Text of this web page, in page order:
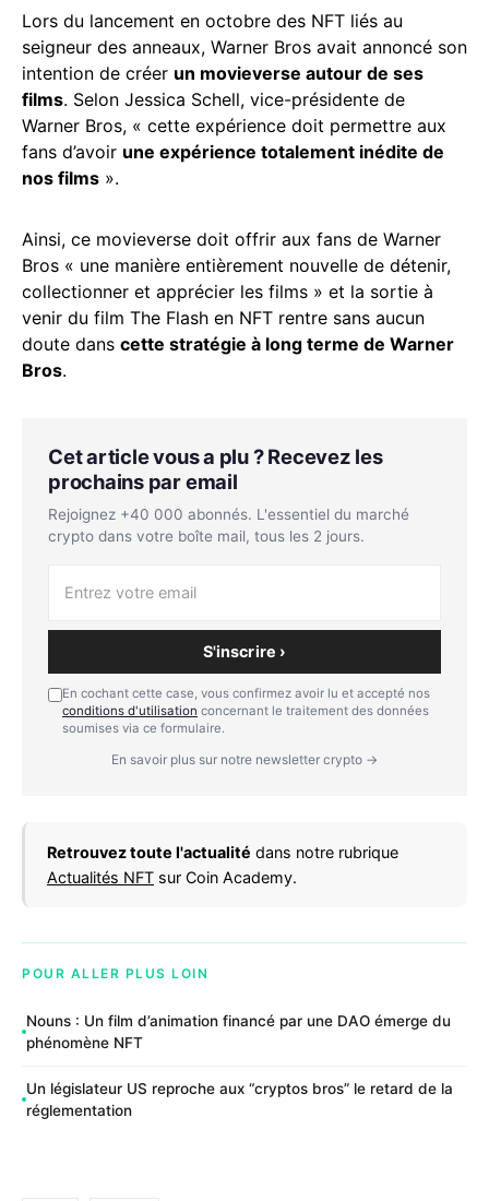
Lors du lancement en octobre des NFT liés au
seigneur des anneaux, Warner Bros avait annoncé son
intention de créer un movieverse autour de ses
films. Selon Jessica Schell, vice-présidente de
Warner Bros, « cette expérience doit permettre aux
fans d’avoir une expérience totalement inédite de
nos films ».
Ainsi, ce movieverse doit offrir aux fans de Warner
Bros « une manière entièrement nouvelle de détenir,
collectionner et apprécier les films » et la sortie à
venir du film The Flash en NFT rentre sans aucun
doute dans cette stratégie à long terme de Warner
Bros.
Cet article vous a plu ? Recevez les
prochains par email
Rejoignez +40 000 abonnés. L'essentiel du marché
crypto dans votre boîte mail, tous les 2 jours.
S'inscrire ›
En cochant cette case, vous confirmez avoir lu et accepté nos
conditions d'utilisation concernant le traitement des données
soumises via ce formulaire.
En savoir plus sur notre newsletter crypto →
Retrouvez toute l'actualité dans notre rubrique
Actualités NFT sur Coin Academy.
POUR ALLER PLUS LOIN
Nouns : Un film d’animation financé par une DAO émerge du
phénomène NFT
Un législateur US reproche aux “cryptos bros” le retard de la
réglementation